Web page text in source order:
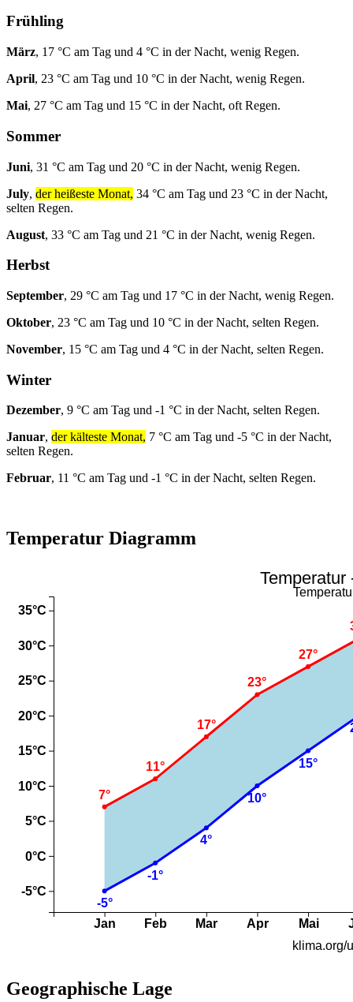
Frühling
März, 17 °C am Tag und 4 °C in der Nacht, wenig Regen.
April, 23 °C am Tag und 10 °C in der Nacht, wenig Regen.
Mai, 27 °C am Tag und 15 °C in der Nacht, oft Regen.
Sommer
Juni, 31 °C am Tag und 20 °C in der Nacht, wenig Regen.
July, der heißeste Monat, 34 °C am Tag und 23 °C in der Nacht,
selten Regen.
August, 33 °C am Tag und 21 °C in der Nacht, wenig Regen.
Herbst
September, 29 °C am Tag und 17 °C in der Nacht, wenig Regen.
Oktober, 23 °C am Tag und 10 °C in der Nacht, selten Regen.
November, 15 °C am Tag und 4 °C in der Nacht, selten Regen.
Winter
Dezember, 9 °C am Tag und -1 °C in der Nacht, selten Regen.
Januar, der kälteste Monat, 7 °C am Tag und -5 °C in der Nacht,
selten Regen.
Februar, 11 °C am Tag und -1 °C in der Nacht, selten Regen.
Temperatur Diagramm
Geographische Lage